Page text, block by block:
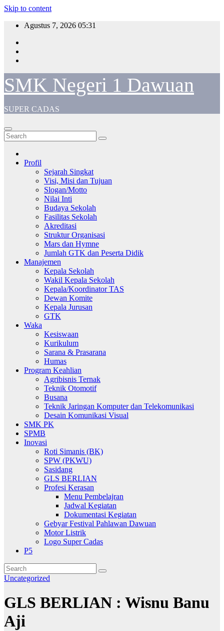
Skip to content
Agustus 7, 2026 05:31
SMK Negeri 1 Dawuan
SUPER CADAS
Profil
Sejarah Singkat
Visi, Misi dan Tujuan
Slogan/Motto
Nilai Inti
Budaya Sekolah
Fasilitas Sekolah
Akreditasi
Struktur Organisasi
Mars dan Hymne
Jumlah GTK dan Peserta Didik
Manajemen
Kepala Sekolah
Wakil Kepala Sekolah
Kepala/Koordinator TAS
Dewan Komite
Kepala Jurusan
GTK
Waka
Kesiswaan
Kurikulum
Sarana & Prasarana
Humas
Program Keahlian
Agribisnis Ternak
Teknik Otomotif
Busana
Teknik Jaringan Komputer dan Telekomunikasi
Desain Komunikasi Visual
SMK PK
SPMB
Inovasi
Roti Simanis (BK)
SPW (PKWU)
Sasidang
GLS BERLIAN
Profesi Kerasan
Menu Pembelajran
Jadwal Kegiatan
Dokumentasi Kegiatan
Gebyar Festival Pahlawan Dawuan
Motor Listrik
Logo Super Cadas
P5
Uncategorized
GLS BERLIAN : Wisnu Banu
Aji